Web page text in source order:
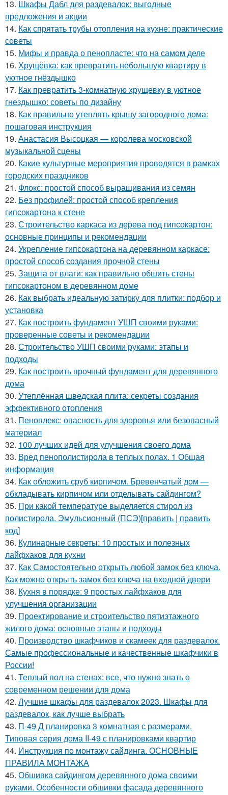
13. Шкафы Дабл для раздевалок: выгодные
предложения и акции
14. Как спрятать трубы отопления на кухне: практические
советы
15. Мифы и правда о пенопласте: что на самом деле
16. Хрущёвка: как превратить небольшую квартиру в
уютное гнёздышко
17. Как превратить 3-комнатную хрущевку в уютное
гнездышко: советы по дизайну
18. Как правильно утеплять крышу загородного дома:
пошаговая инструкция
19. Анастасия Высоцкая — королева московской
музыкальной сцены
20. Какие культурные мероприятия проводятся в рамках
городских праздников
21. Флокс: простой способ выращивания из семян
22. Без профилей: простой способ крепления
гипсокартона к стене
23. Строительство каркаса из дерева под гипсокартон:
основные принципы и рекомендации
24. Укрепление гипсокартона на деревянном каркасе:
простой способ создания прочной стены
25. Защита от влаги: как правильно обшить стены
гипсокартоном в деревянном доме
26. Как выбрать идеальную затирку для плитки: подбор и
установка
27. Как построить фундамент УШП своими руками:
проверенные советы и рекомендации
28. Строительство УШП своими руками: этапы и
подходы
29. Как построить прочный фундамент для деревянного
дома
30. Утеплённая шведская плита: секреты создания
эффективного отопления
31. Пеноплекс: опасность для здоровья или безопасный
материал
32. 100 лучших идей для улучшения своего дома
33. Вред пенополистирола в теплых полах. 1 Общая
информация
34. Как обложить сруб кирпичом. Бревенчатый дом —
обкладывать кирпичом или отделывать сайдингом?
35. При какой температуре выделяется стирол из
полистирола. Эмульсионный (ПСЭ)[править | править
код]
36. Кулинарные секреты: 10 простых и полезных
лайфхаков для кухни
37. Как Самостоятельно открыть любой замок без ключа.
Как можно открыть замок без ключа на входной двери
38. Кухня в порядке: 9 простых лайфхаков для
улучшения организации
39. Проектирование и строительство пятиэтажного
жилого дома: основные этапы и подходы
40. Производство шкафчиков и скамеек для раздевалок.
Самые профессиональные и качественные шкафчики в
России!
41. Теплый пол на стенах: все, что нужно знать о
современном решении для дома
42. Лучшие шкафы для раздевалок 2023. Шкафы для
раздевалок, как лучше выбрать
43. П-49 Д планировка 3 комнатная с размерами.
Типовая серия дома II-49 с планировками квартир
44. Инструкция по монтажу сайдинга. ОСНОВНЫЕ
ПРАВИЛА МОНТАЖА
45. Обшивка сайдингом деревянного дома своими
руками. Особенности обшивки фасада деревянного